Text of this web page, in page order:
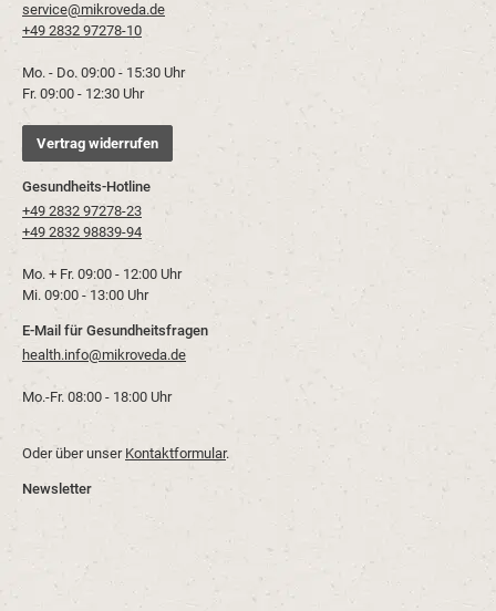
service@mikroveda.de
+49 2832 97278-10
Mo. - Do. 09:00 - 15:30 Uhr
Fr. 09:00 - 12:30 Uhr
Vertrag widerrufen
Gesundheits-Hotline
+49 2832 97278-23
+49 2832 98839-94
Mo. + Fr. 09:00 - 12:00 Uhr
Mi. 09:00 - 13:00 Uhr
E-Mail für Gesundheitsfragen
health.info@mikroveda.de
Mo.-Fr. 08:00 - 18:00 Uhr
Oder über unser Kontaktformular.
Newsletter